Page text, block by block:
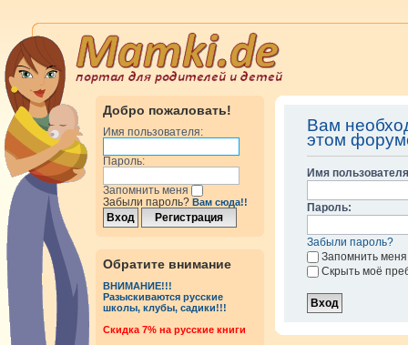
Добро пожаловать!
Имя пользователя:
Пароль:
Запомнить меня
Забыли пароль? Вам сюда!!
Обратите внимание
ВНИМАНИЕ!!!
Разыскиваются русские
школы, клубы, садики!!!
Cкидка 7% на русские книги
Вам
этом
Имя
Пароль:
Забыли пароль?
Запомнить меня
Скрыть моё